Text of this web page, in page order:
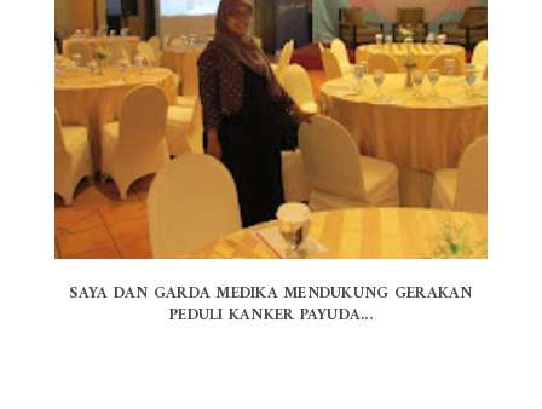
SAYA DAN GARDA MEDIKA MENDUKUNG GERAKAN
PEDULI KANKER PAYUDA...